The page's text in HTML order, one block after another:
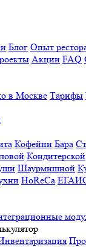
Блог Опыт
Акции FAQ
в Москве Тарифы
Кофейни Бара
Кондитерской
Шаурмишной
HoReCa